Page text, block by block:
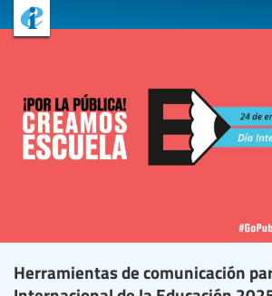
Herramientas de comunicación